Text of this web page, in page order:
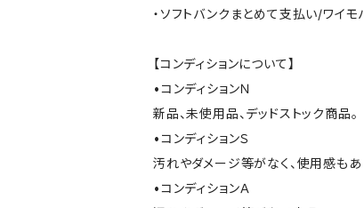
・ソフトバンクまとめて支払い/ワイ
【コンディションについて】
•コンディションＮ
新品、未使用品、デッドストック商品。
•コンディションＳ
汚れやダメージ等がなく、使用感も
•コンディションＡ